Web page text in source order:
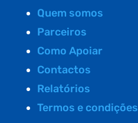
Quem somos
Parceiros
Como Apoiar
Contactos
Relatórios
Termos e condições